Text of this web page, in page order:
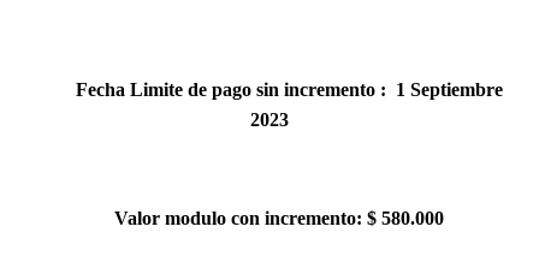
Fecha Limite de pago sin incremento : 1 Septiembre
2023
Valor modulo con incremento: $ 580.000